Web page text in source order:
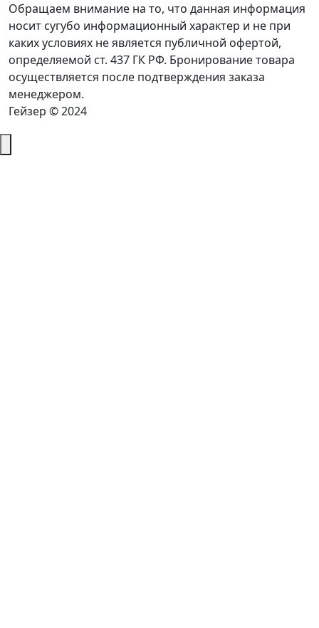
Обращаем внимание на то, что данная информация
носит сугубо информационный характер и не при
каких условиях не является публичной офертой,
определяемой ст. 437 ГК РФ. Бронирование товара
осуществляется после подтверждения заказа
менеджером.
Гейзер © 2024